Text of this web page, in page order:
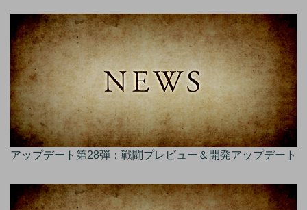
アップデート第28弾：戦闘プレビュー＆開発アップデート